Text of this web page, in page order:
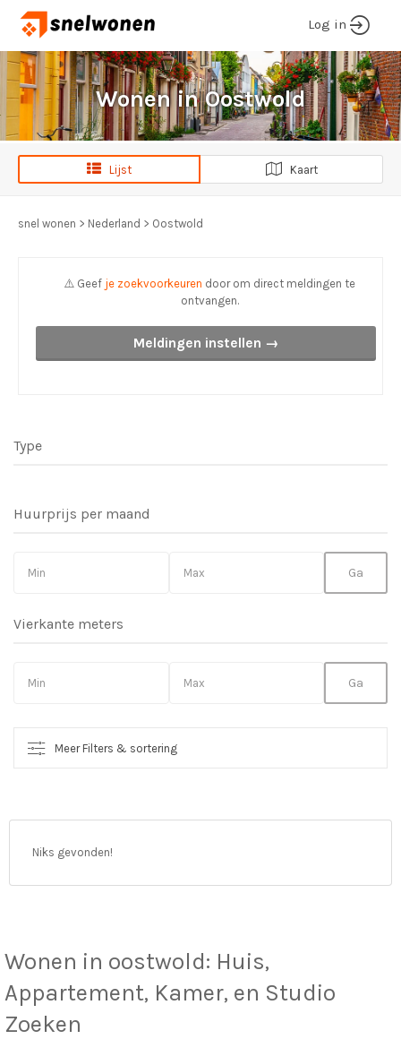
Log in
Lijst Kaart
Wonen in Oostwold
snel wonen > Nederland > Oostwold
⚠️ Geef je zoekvoorkeuren door om direct meldingen te
ontvangen.
Meldingen instellen →
Type
Huurprijs per maand
Vierkante meters
Meer Filters & sortering
Niks gevonden!
Wonen in oostwold: Huis,
Appartement, Kamer, en Studio
Zoeken